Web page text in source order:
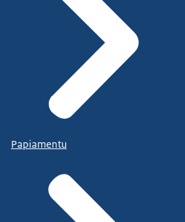
Papiamentu